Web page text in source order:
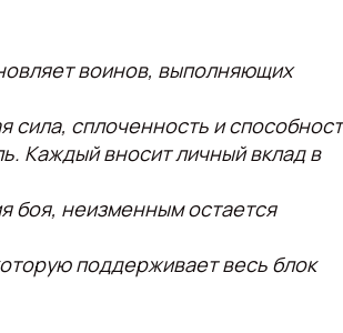
воинов, выполняющих
сила, сплоченность и
Каждый вносит личный вклад в
боя, неизменным остается
поддерживает весь блок